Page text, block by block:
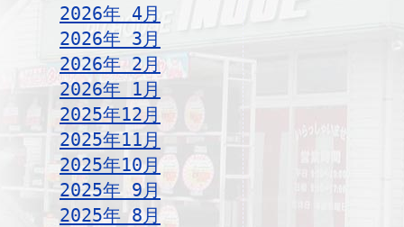
2026年 4月
2026年 3月
2026年 2月
2026年 1月
2025年12月
2025年11月
2025年10月
2025年 9月
2025年 8月